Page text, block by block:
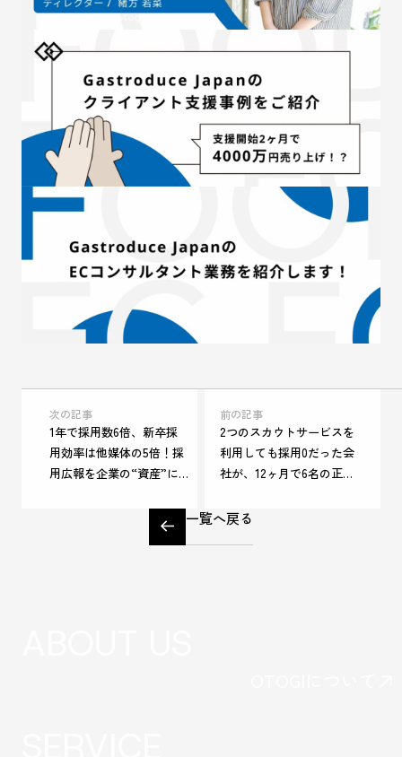
次の記事
1年で採用数6倍、新卒採
用効率は他媒体の5倍！採
用広報を企業の“資産”に
を生んだ運用改革の全貌
前の記事
2つのスカウトサービスを
利用しても採用0だった会
社が、12ヶ月で6名の正社
は50万円台に！建設系ス
一覧へ戻る